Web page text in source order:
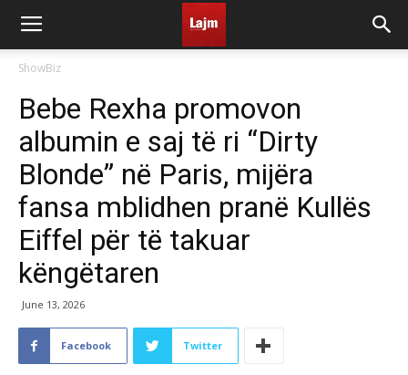
ShowBiz
Bebe Rexha promovon
albumin e saj të ri “Dirty
Blonde” në Paris, mijëra
fansa mblidhen pranë Kullës
Eiffel për të takuar
këngëtaren
June 13, 2026
Facebook Twitter